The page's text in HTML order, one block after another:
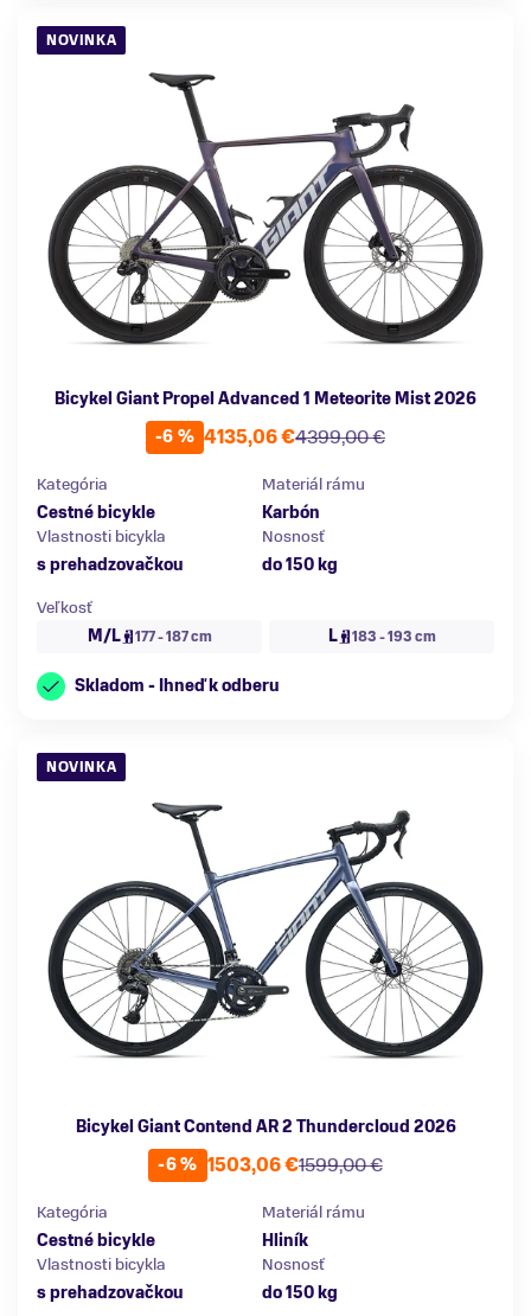
NOVINKA
Bicykel Giant Propel Advanced 1 Meteorite Mist 2026
-6 %
4399,00 €
4135,06 €
Kategória
Cestné bicykle
Materiál rámu
Karbón
Vlastnosti bicykla
s prehadzovačkou
Nosnosť
do 150 kg
Veľkosť
M/L
177 - 187 cm L 183 - 193 cm
Skladom - Ihneď k odberu
NOVINKA
Bicykel Giant Contend AR 2 Thundercloud 2026
-6 %
1599,00 €
1503,06 €
Kategória
Cestné bicykle
Materiál rámu
Hliník
Vlastnosti bicykla
s prehadzovačkou
Nosnosť
do 150 kg